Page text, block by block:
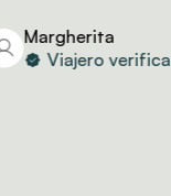
Margherita
Viajero verificado